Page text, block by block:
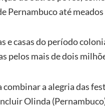
Pernambuco até
casas do período
pelos mais de dois
a alegria das
Olinda